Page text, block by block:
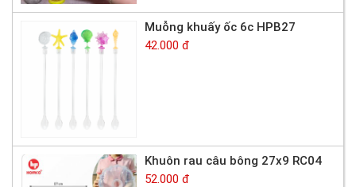
Muỗng khuấy ốc 6c HPB27
42.000 đ
Khuôn rau câu bông 27x9 RC04
52.000 đ